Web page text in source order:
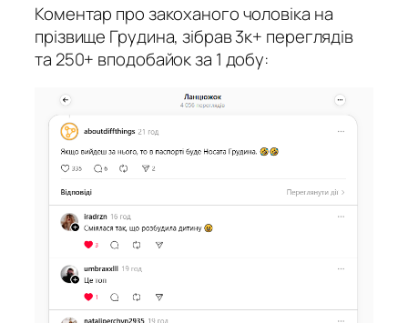
Коментар про закоханого чоловіка на
прізвище Грудина, зібрав 3к+ переглядів
та 250+ вподобайок за 1 добу: